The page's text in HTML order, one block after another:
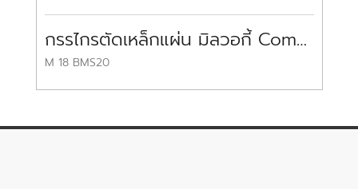
กรรไกรตัดเหล็กแผ่น มิลวอกี้ Compact Metal Shear MILWAUKEE
M 18 BMS20